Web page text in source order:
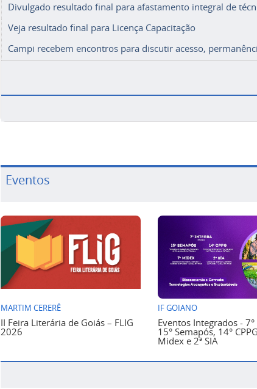
Divulgado resultado final para afastamento integral de
Veja resultado final para Licença Capacitação
Campi recebem encontros para discutir acesso,
Eventos
MARTIM CERERÊ
II Feira Literária de Goiás – FLIG
2026
IF GOIANO
Eventos Integrados -
15° Semapós, 14°
Midex e 2ª SIA